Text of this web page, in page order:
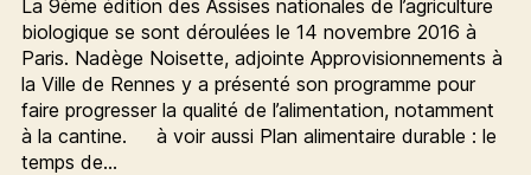
La 9ème édition des Assises nationales de l’agriculture
biologique se sont déroulées le 14 novembre 2016 à
Paris. Nadège Noisette, adjointe Approvisionnements à
la Ville de Rennes y a présenté son programme pour
faire progresser la qualité de l’alimentation, notamment
à la cantine. à voir aussi Plan alimentaire durable : le
temps de…